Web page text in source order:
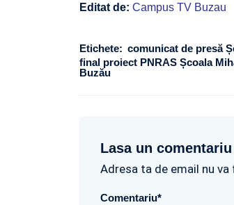
Editat de: Campus TV Buzau
Etichete: comunicat de presă
final proiect PNRAS Școala
Buzău
Lasa un comentariu
Adresa ta de email nu
Comentariu*